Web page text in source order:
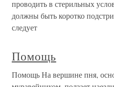
проводить в стерильных
должны быть коротко
следует
Помощь
Помощь На вершине пня,